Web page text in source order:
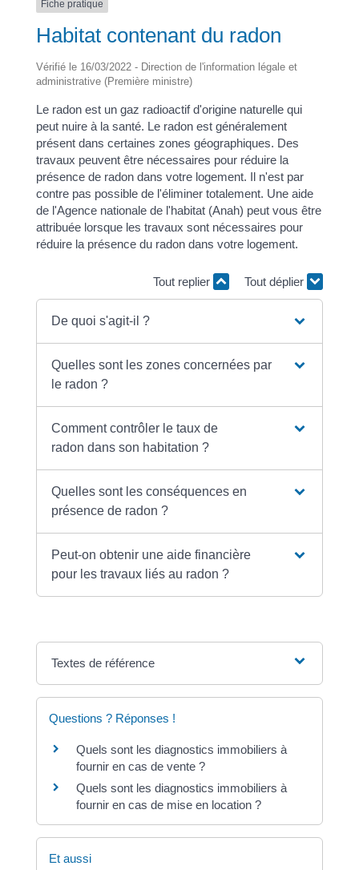
Fiche pratique
Habitat contenant du radon
Vérifié le 16/03/2022 - Direction de l'information légale et
administrative (Première ministre)
Le radon est un gaz radioactif d'origine naturelle qui
peut nuire à la santé. Le radon est généralement
présent dans certaines zones géographiques. Des
travaux peuvent être nécessaires pour réduire la
présence de radon dans votre logement. Il n'est par
contre pas possible de l'éliminer totalement. Une aide
de l'Agence nationale de l'habitat (Anah) peut vous être
attribuée lorsque les travaux sont nécessaires pour
réduire la présence du radon dans votre logement.
Tout replier Tout déplier
De quoi s'agit-il ?
Quelles sont les zones concernées par
le radon ?
Comment contrôler le taux de
radon dans son habitation ?
Quelles sont les conséquences en
présence de radon ?
Peut-on obtenir une aide financière
pour les travaux liés au radon ?
Textes de référence
Questions ? Réponses !
Quels sont les diagnostics immobiliers à
fournir en cas de vente ?
Quels sont les diagnostics immobiliers à
fournir en cas de mise en location ?
Et aussi